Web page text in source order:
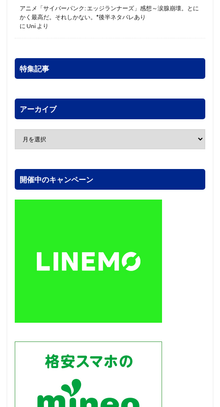
アニメ「サイバーパンク: エッジランナーズ」感想～涙腺崩壊。とに
かく最高だ。それしかない。*後半ネタバレあり
に Uni より
特集記事
アーカイブ
開催中のキャンペーン